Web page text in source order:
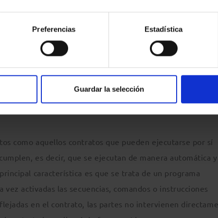
Preferencias Estadística
Guardar la selección
poner a disposición del destinatario las condiciones
manera que éstas puedan ser almacenadas y
las condiciones generales de contratación de los
la adhesión del destinatario a las cláusulas
real de negociación. Los “smart contracts”
si la tecnología llega a ofrecer garantías de validez y
obligaciones.
como aquellos contratos que pueden ejecutarse por sí
es decir, que se ejecutan de manera automática y
característica es que se trata de un programa
activadas las secuencias, comandos o instrucciones
en el contrato, las partes no intervienen